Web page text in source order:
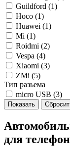
Guildford (1)
Hoco (1)
Huawei (1)
Mi (1)
Roidmi (2)
Vespa (4)
Xiaomi (3)
ZMi (5)
Тип разьема
micro USB (3)
для